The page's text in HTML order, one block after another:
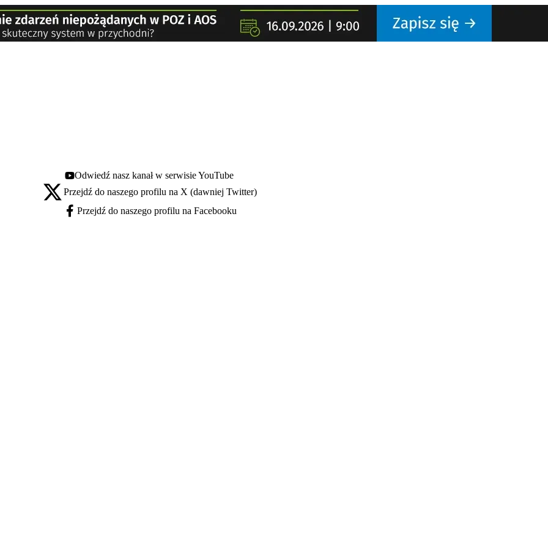
Youtube - otwiera się w nowej karcie
Odwiedź nasz kanał w serwisie YouTube
X - otwiera się w nowej karcie
Przejdź do naszego profilu na X (dawniej Twitter)
Facebook - otwiera się w nowej karcie
Przejdź do naszego profilu na Facebooku